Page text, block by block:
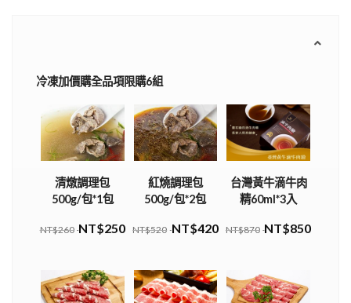
冷凍加價購全品項限購6組
清燉調理包
500g/包*1包
NT$260 NT$250
紅燒調理包
500g/包*2包
NT$520 NT$420
台灣黃牛滴牛肉
精60ml*3入
NT$870 NT$850